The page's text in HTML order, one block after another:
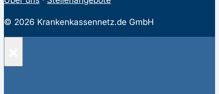
© 2026 Krankenkassennetz.de GmbH